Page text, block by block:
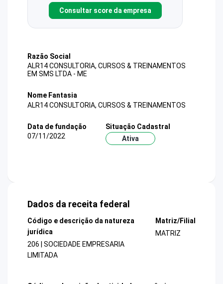
Consultar score da empresa
Razão Social
ALR14 CONSULTORIA, CURSOS & TREINAMENTOS
EM SMS LTDA - ME
Nome Fantasia
ALR14 CONSULTORIA, CURSOS & TREINAMENTOS
Data de fundação
07/11/2022
Situação Cadastral
Ativa
Dados da receita federal
Código e descrição da natureza
jurídica
206 | SOCIEDADE EMPRESARIA
LIMITADA
Matriz/Filial
MATRIZ